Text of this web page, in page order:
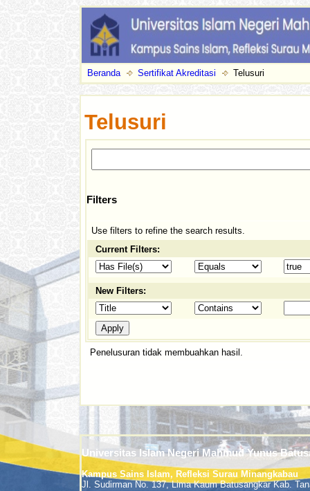
Beranda Sertifikat Akreditasi Telusuri
Telusuri
Filters
Use filters to refine the search results.
Current Filters:
New Filters:
Penelusuran tidak membuahkan hasil.
Universitas Islam Negeri Mahmud Yunus
Kampus Sains Islam, Refleksi Surau Minangkabau
Jl. Sudirman No. 137, Lima Kaum Batusangkar Kab.